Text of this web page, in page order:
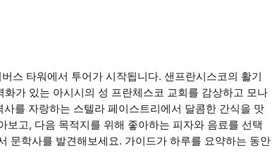
스 타워에서 투어가 시작됩니다. 샌프란시스코의 활기
가 있는 아시시의 성 프란체스코 교회를 감상하고 모나
를 자랑하는 스텔라 페이스트리에서 달콤한 간식을 맛
고, 다음 목적지를 위해 좋아하는 피자와 음료를 선택
문학사를 발견해보세요. 가이드가 하루를 요약하는 동안